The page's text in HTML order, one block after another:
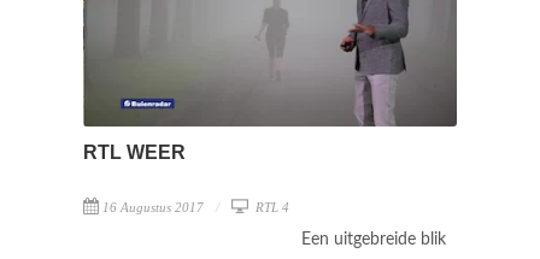
RTL WEER
16 Augustus 2017 RTL 4
Een uitgebreide blik